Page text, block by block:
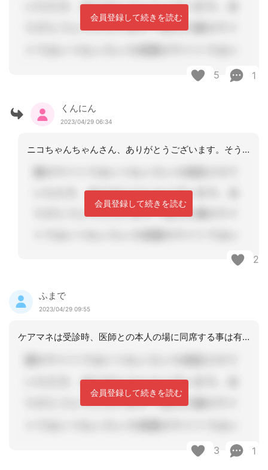
会員登録して続きを読む
5 1
くんにん
2023/04/29 06:34
ニコちゃんちゃんさん、ありがとうございます。そうですね。「医師と話はしにいきます
会員登録して続きを読む
2
ふまで
2023/04/29 09:55
ケアマネは受診時、医師との本人の場に同席する事は有るが、同行は職域に入っていない
会員登録して続きを読む
3 1